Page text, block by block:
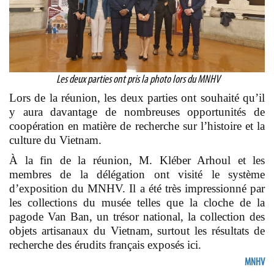
Les deux parties ont pris la photo lors du MNHV
Lors de la réunion, les deux parties ont souhaité qu’il
y aura davantage de nombreuses opportunités de
coopération en matière de recherche sur l’histoire et la
culture du Vietnam.
À la fin de la réunion, M. Kléber Arhoul et les
membres de la délégation ont visité le système
d’exposition du MNHV. Il a été très impressionné par
les collections du musée telles que la cloche de la
pagode Van Ban, un trésor national, la collection des
objets artisanaux du Vietnam, surtout les résultats de
recherche des érudits français exposés ici.
MNHV